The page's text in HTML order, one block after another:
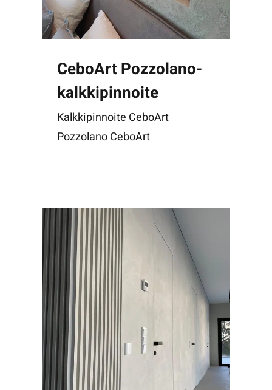
CeboArt Pozzolano-
kalkkipinnoite
Kalkkipinnoite CeboArt
Pozzolano CeboArt